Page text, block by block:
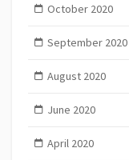
October 2020
September 2020
August 2020
June 2020
April 2020